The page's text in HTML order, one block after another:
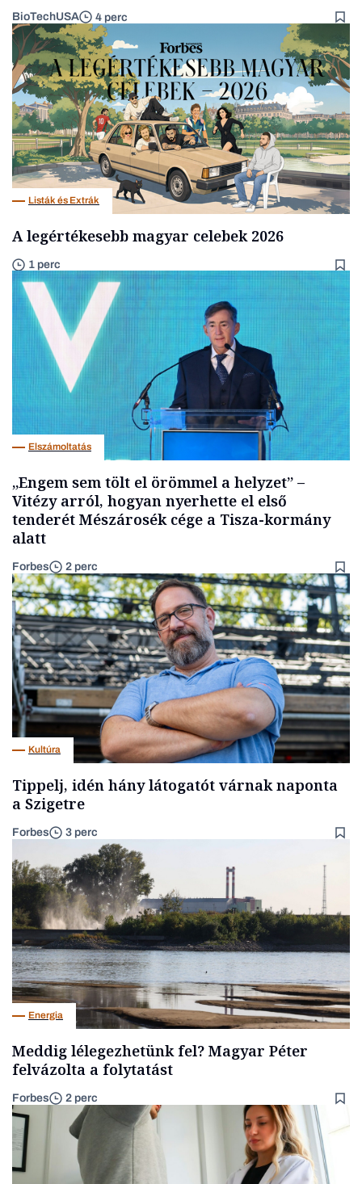
BioTechUSA 4 perc
Listák és Extrák
A legértékesebb magyar celebek 2026
1 perc
Elszámoltatás
„Engem sem tölt el örömmel a helyzet” –
Vitézy arról, hogyan nyerhette el első
tenderét Mészárosék cége a Tisza-kormány
alatt
Forbes 2 perc
Kultúra
Tippelj, idén hány látogatót várnak naponta
a Szigetre
Forbes 3 perc
Energia
Meddig lélegezhetünk fel? Magyar Péter
felvázolta a folytatást
Forbes 2 perc